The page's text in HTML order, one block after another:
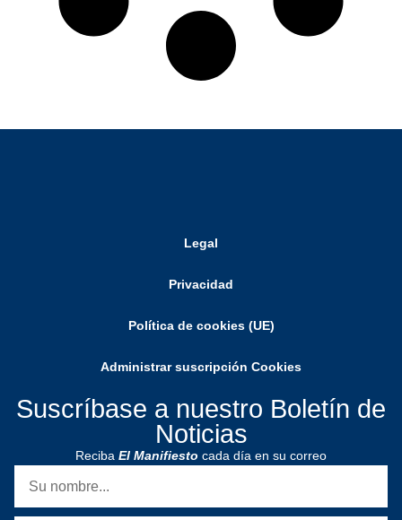
Legal
Privacidad
Política de cookies (UE)
Administrar suscripción Cookies
Suscríbase a nuestro Boletín de
Noticias
Reciba El Manifiesto cada día en su correo